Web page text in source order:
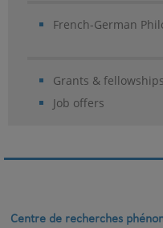
French-German
Grants & fellowships
Job offers
Centre de recherches